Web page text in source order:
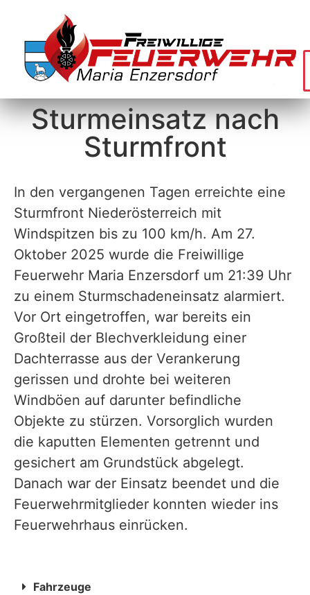
Sturmeinsatz nach
Sturmfront
In den vergangenen Tagen erreichte eine
Sturmfront Niederösterreich mit
Windspitzen bis zu 100 km/h. Am 27.
Oktober 2025 wurde die Freiwillige
Feuerwehr Maria Enzersdorf um 21:39 Uhr
zu einem Sturmschadeneinsatz alarmiert.
Vor Ort eingetroffen, war bereits ein
Großteil der Blechverkleidung einer
Dachterrasse aus der Verankerung
gerissen und drohte bei weiteren
Windböen auf darunter befindliche
Objekte zu stürzen. Vorsorglich wurden
die kaputten Elementen getrennt und
gesichert am Grundstück abgelegt.
Danach war der Einsatz beendet und die
Feuerwehrmitglieder konnten wieder ins
Feuerwehrhaus einrücken.
Fahrzeuge